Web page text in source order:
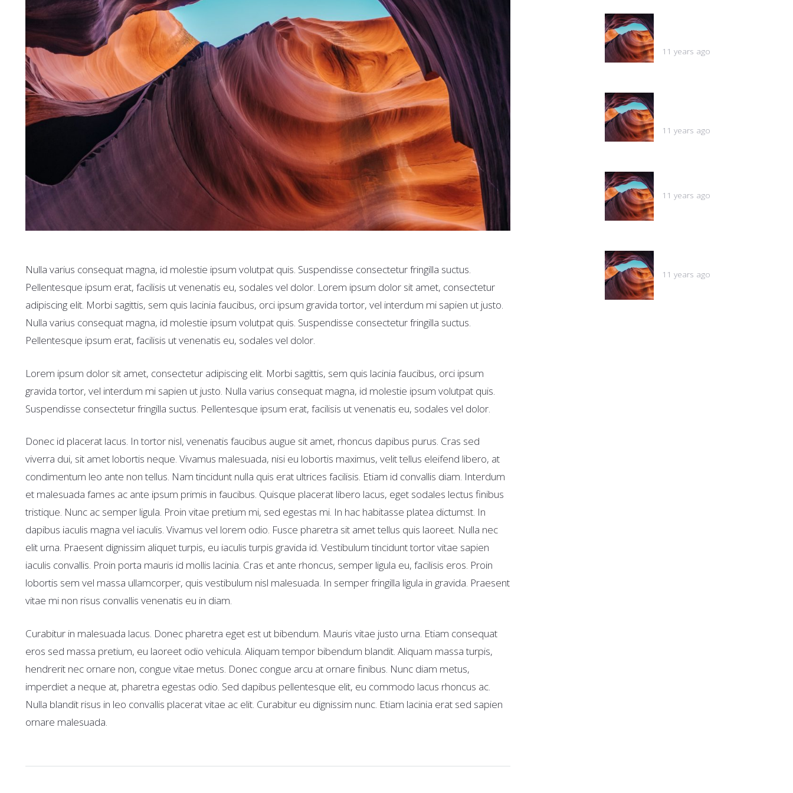
Nulla varius consequat magna, id molestie ipsum volutpat quis. Suspendisse consectetur fringilla suctus.
Pellentesque ipsum erat, facilisis ut venenatis eu, sodales vel dolor. Lorem ipsum dolor sit amet, consectetur
adipiscing elit. Morbi sagittis, sem quis lacinia faucibus, orci ipsum gravida tortor, vel interdum mi sapien ut justo.
Nulla varius consequat magna, id molestie ipsum volutpat quis. Suspendisse consectetur fringilla suctus.
Pellentesque ipsum erat, facilisis ut venenatis eu, sodales vel dolor.
Lorem ipsum dolor sit amet, consectetur adipiscing elit. Morbi sagittis, sem quis lacinia faucibus, orci ipsum
gravida tortor, vel interdum mi sapien ut justo. Nulla varius consequat magna, id molestie ipsum volutpat quis.
Suspendisse consectetur fringilla suctus. Pellentesque ipsum erat, facilisis ut venenatis eu, sodales vel dolor.
Donec id placerat lacus. In tortor nisl, venenatis faucibus augue sit amet, rhoncus dapibus purus. Cras sed
viverra dui, sit amet lobortis neque. Vivamus malesuada, nisi eu lobortis maximus, velit tellus eleifend libero, at
condimentum leo ante non tellus. Nam tincidunt nulla quis erat ultrices facilisis. Etiam id convallis diam. Interdum
et malesuada fames ac ante ipsum primis in faucibus. Quisque placerat libero lacus, eget sodales lectus finibus
tristique. Nunc ac semper ligula. Proin vitae pretium mi, sed egestas mi. In hac habitasse platea dictumst. In
dapibus iaculis magna vel iaculis. Vivamus vel lorem odio. Fusce pharetra sit amet tellus quis laoreet. Nulla nec
elit urna. Praesent dignissim aliquet turpis, eu iaculis turpis gravida id. Vestibulum tincidunt tortor vitae sapien
iaculis convallis. Proin porta mauris id mollis lacinia. Cras et ante rhoncus, semper ligula eu, facilisis eros. Proin
lobortis sem vel massa ullamcorper, quis vestibulum nisl malesuada. In semper fringilla ligula in gravida. Praesent
vitae mi non risus convallis venenatis eu in diam.
Curabitur in malesuada lacus. Donec pharetra eget est ut bibendum. Mauris vitae justo urna. Etiam consequat
eros sed massa pretium, eu laoreet odio vehicula. Aliquam tempor bibendum blandit. Aliquam massa turpis,
hendrerit nec ornare non, congue vitae metus. Donec congue arcu at ornare finibus. Nunc diam metus,
imperdiet a neque at, pharetra egestas odio. Sed dapibus pellentesque elit, eu commodo lacus rhoncus ac.
Nulla blandit risus in leo convallis placerat vitae ac elit. Curabitur eu dignissim nunc. Etiam lacinia erat sed sapien
ornare malesuada.
11 years ago
11 years ago
11 years ago
11 years ago